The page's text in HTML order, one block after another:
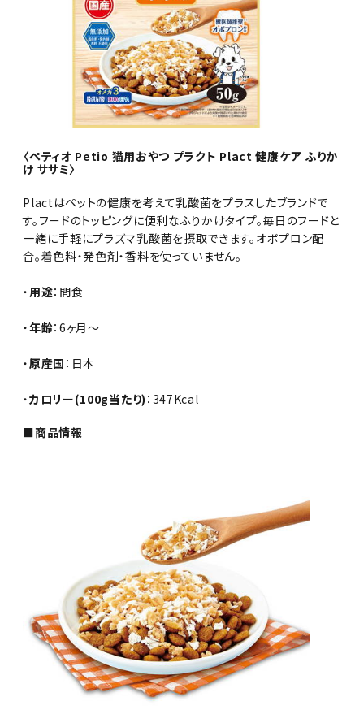
〈ペティオ Petio 猫用おやつ プラクト Plact 健康ケア ふりか
け ササミ〉
Plactはペットの健康を考えて乳酸菌をプラスしたブランドで
す。フードのトッピングに便利なふりかけタイプ。毎日のフードと
一緒に手軽にプラズマ乳酸菌を摂取できます。オボプロン配
合。着色料・発色剤・香料を使っていません。
・用途：間食
・年齢：6ヶ月～
・原産国 ：日本
・カロリー(100g当たり) ：347Kcal
■商品情報